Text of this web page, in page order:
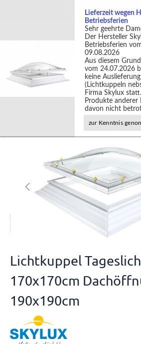
Support +49 (0)2301
Quadratische
Lichtkuppel
170x170cm
190x190cm
Lieferzeit wegen
Betriebsferien
Sehr geehrte
Der Hersteller
Betriebsferien
09.08.2026
Aus diesem
vom 24.07.2026
keine
(Lichtkuppeln
Firma Skylux statt.
Produkte anderer
davon nicht
zur Kenntnis